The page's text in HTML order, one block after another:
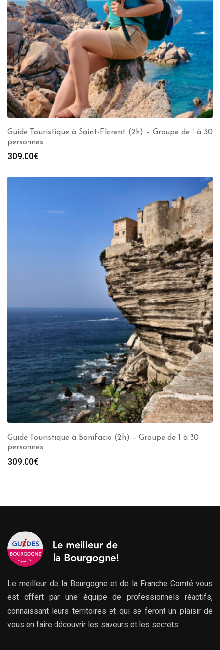
Guide Touristique à Saint-Florent (2h) – Groupe de 1 à 30
personnes
309.00€
Guide Touristique à Bonifacio (2h) – Groupe de 1 à 30
personnes
309.00€
Le meilleur de la Bourgogne et de la Franche Comté vous
est offert par une équipe de professionnels réactifs,
connaissant leurs territoires et qui se feront un plaisir de
vous en faire découvrir les saveurs et les secrets.